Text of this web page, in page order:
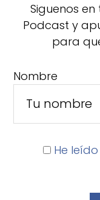
Siguenos
Podcast y
para
Nombre
He